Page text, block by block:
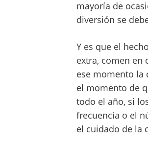
mayoría de
diversión se
Y es que el
extra, comen en
ese momento la
el momento de
todo el año, si
frecuencia o el
el cuidado de la